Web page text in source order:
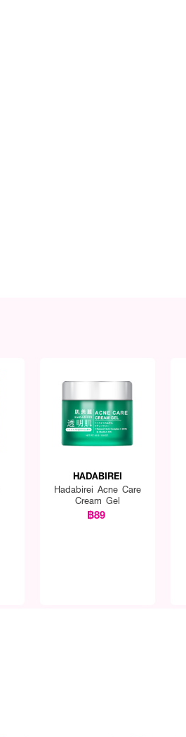
HADABIREI
Hadabirei Acne Care
Cream Gel
฿89